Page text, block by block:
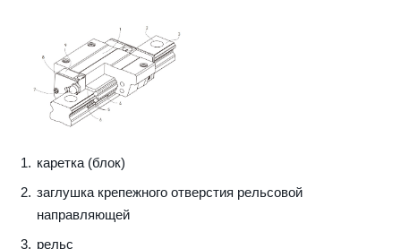
каретка (блок)
заглушка крепежного отверстия рельсовой
направляющей
рельс